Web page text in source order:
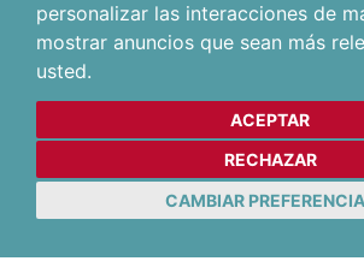
personalizar las interacciones de
mostrar anuncios que sean más
usted.
ACEPTAR
RECHAZAR
CAMBIAR